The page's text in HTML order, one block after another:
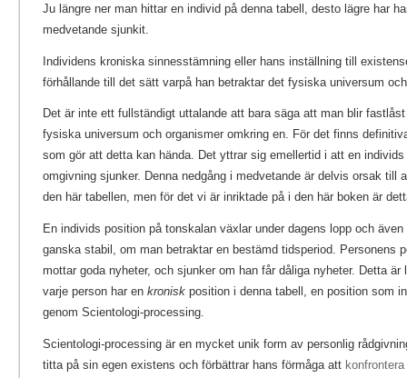
Ju längre ner man hittar en individ på denna tabell, desto lägre har
medvetande sjunkit.
Individens kroniska sinnesstämning eller hans inställning till
förhållande till det sätt varpå han betraktar det fysiska universum
Det är inte ett fullständigt uttalande att bara säga att man blir
fysiska universum och organismer omkring en. För det finns
som gör att detta kan hända. Det yttrar sig emellertid i att en
omgivning sjunker. Denna nedgång i medvetande är delvis orsak till
den här tabellen, men för det vi är inriktade på i den här boken är
En individs position på tonskalan växlar under dagens lopp och
ganska stabil, om man betraktar en bestämd tidsperiod. Personens
mottar goda nyheter, och sjunker om han får dåliga nyheter. Detta
varje person har en kronisk position i denna tabell, en position som
genom Scientologi-processing.
Scientologi-processing är en mycket unik form av personlig
titta på sin egen existens och förbättrar hans förmåga att konfrontera